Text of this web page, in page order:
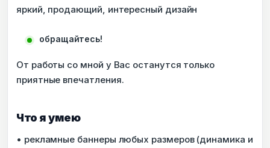
яркий, продающий, интересный дизайн
обращайтесь!
От работы со мной у Вас останутся только
приятные впечатления.
Что я умею
• рекламные баннеры любых размеров (динамика и